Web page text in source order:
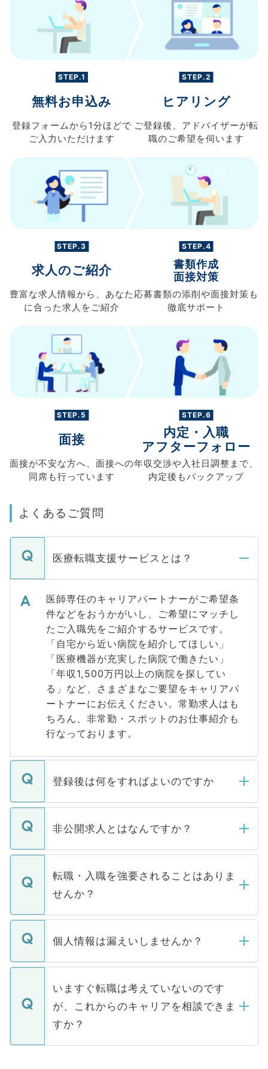
STEP.1
無料お申込み
登録フォームから 1分ほどで
ご入力 いただけます
STEP.2
ヒアリング
ご登録後、 アドバイザーが転
職のご希望を伺います
STEP.3
求人のご紹介
豊富な求人情報から、 あなた
に合った求人を ご紹介
STEP.4
書類作成
面接対策
応募書類の添削や面接対策も
徹底サポート
STEP.5
面接
面接が不安な方へ、 面接への
同席も行っています
STEP.6
内定・入職
アフターフォロー
年収交渉や入社日調整まで、
内定後もバックアップ
よくあるご質問
医療転職支援サービスとは？
医師専任のキャリアパートナーがご希望条
件などをおうかがいし、ご希望にマッチし
たご入職先をご紹介するサービスです。
「自宅から近い病院を紹介してほしい」
「医療機器が充実した病院で働きたい」
「年収1,500万円以上の病院を探してい
る」など、さまざまなご要望をキャリアパ
ートナーにお伝えください。常勤求人はも
ちろん、非常勤・スポットのお仕事紹介も
行なっております。
登録後は何をすればよいのですか
ご登録いただきましたら、弊社担当者がご
登録内容を確認し、その後メールもしくは
ます。通常、5営業日以内にはご連絡をせて
いただきますので、しばらくお待ちくださ
い。
非公開求人とはなんですか？
マイナビDOCTORで取り扱っている求人の
うち約3割は、Webサイトからご覧いただ
けない「非公開求人」です。非公開求人は
下記の理由によって、一般には公開してい
ません。
■応募殺到を避けるため 人気のある医療機
関を公にしてしまうと、応募が殺到する場
に、医療機関が求める条件に合った人材の
みを人材紹介会社に依頼するケースが増え
ています。
転職・入職を強要されることはありま
せんか？
転職・入職を強要することは一切ありませ
ん。また、仮に応募先から内定をいただい
定を承諾する必要はありません。内定先へ
の辞退の連絡はキャリアパートナーが行い
ますので、ご安心ください。
個人情報は漏えいしませんか？
個人情報が漏えいすることはありませんの
で、ご安心ください。当サイトからの登録
などで収集したご登録者様の個人情報は、
ご本人のキャリアアップおよび転職活動の
支援を目的に使用いたします。お預かりし
ているすべての個人データはご本人の許可
いますぐ転職は考えていないのです
が、これからのキャリアを相談できま
すか？